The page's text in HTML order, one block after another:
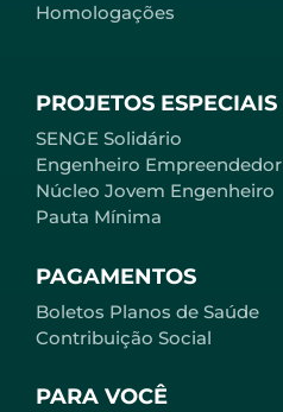
PARA VOCÊ
Homologações
PROJETOS ESPECIAIS
SENGE Solidário
Engenheiro Empreendedor
Núcleo Jovem Engenheiro
Pauta Mínima
PAGAMENTOS
Boletos Planos de Saúde
Contribuição Social